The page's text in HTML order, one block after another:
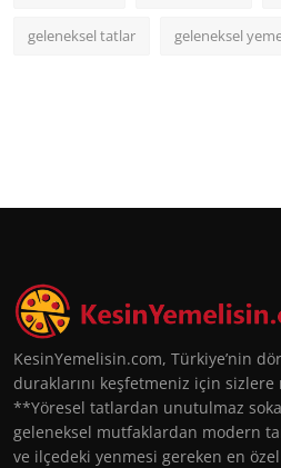
geleneksel tatlar geleneksel
KesinYemelisin.com, Türkiye’nin
duraklarını keşfetmeniz için
**Yöresel tatlardan unutulmaz
geleneksel mutfaklardan modern
ve ilçedeki yenmesi gereken en